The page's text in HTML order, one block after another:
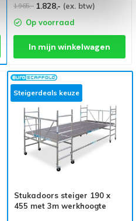
1.965,- 1.828,- (ex. btw)
Op voorraad
In mijn winkelwagen
Steigerdeals keuze
Stukadoors steiger 190 x
455 met 3m werkhoogte